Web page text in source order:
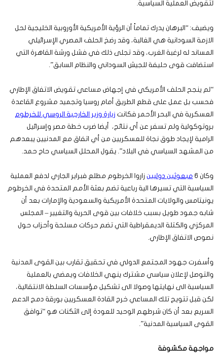
لتقويض العملية السياسية.
ويضيف: “البرهان يدرك تماماً أن الرؤية الأمريكية الأوروبية الخليجية لحل
الازمة السودانية هي الغالبة، وقد رضخ الحلف المصري الإسرائيلي
المساند له لرغبة الغرب، وقد تجلى ذلك في فشل ورشة القاهرة التي
استضافت قوى حليفة للجيش السوداني والنظام السابق”.
“لم ينجح الحلف الأمريكي في إجهاض مساعي تقويض الاتفاق الإطاري
فحسب بل عمل على قطع الطريق أمام روسيا وتجميد مشروع القاعدة
العسكرية في البحر الأحمر فكانت زيارة وزير الخارجية الروسي للخرطوم
بروتوكولية ولم تسفر عن أي نتائج، أيضا ضرب خطة مصر وإسرائيل
الرامية لإيجاد طوق نجاة للعسكريين من أي اتفاق مع المدنيين يبعدهم
من المشهد السياسي في البلاد”. يقول المحلل السياسي حاج حمد.
وكان 6 مبعوثين دوليين زاروا الخرطوم مطلع فبراير الجاري لدفع العملية
السياسية التي تسيرها الية رباعية تضم بعثة الأمم المتحدة في الخرطوم
يونيتامس والولايات المتحدة الأمريكية والسعودية والإمارات بعد أن
شابه جمود طويل بسبب خلافات بين قوى الحرية والتغيير – المجلس
المركزي والكتلة الديمقراطية التي تضم حركات مسلحة وأحزاب حول
نصوص الاتفاق الإطاري.
وأسفرت جهود المجتمع الدولي في تحقيق تقارب بين القوى المدنية
والتوصل لإعلان سياسي مشترك ينهي الخلافات ويمضي بالعملية
السياسية الى نهايتها وصولا الى تشكيل مؤسسات السلطة الانتقالية،
لكن قبل تتويج تلك المساعي خرج القادة العسكريين بورقة دمج الدعم
السريع بعد أن كان شرطهم الوحيد للعودة إلى الثكنات هو “توافق
القوى السياسية المدنية”.
مواجهة مكشوفة